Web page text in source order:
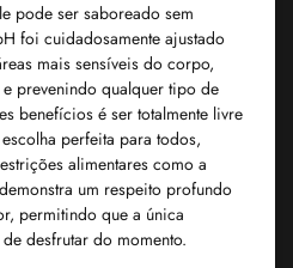
pode ser saboreado sem
foi cuidadosamente ajustado
mais sensíveis do corpo,
prevenindo qualquer tipo de
benefícios é ser totalmente livre
perfeita para todos,
alimentares como a
um respeito profundo
permitindo que a única
desfrutar do momento.